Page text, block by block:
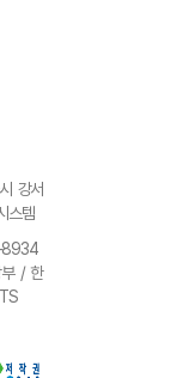
강서
스템
8934
/ 한